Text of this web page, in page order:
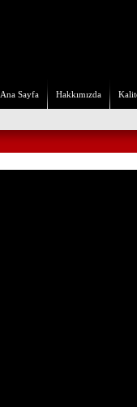
Ana Sayfa Hakkımızda